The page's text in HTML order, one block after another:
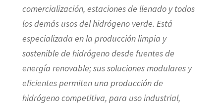
comercialización, estaciones de llenado y todos
los demás usos del hidrógeno verde. Está
especializada en la producción limpia y
sostenible de hidrógeno desde fuentes de
energía renovable; sus soluciones modulares y
eficientes permiten una producción de
hidrógeno competitiva, para uso industrial,